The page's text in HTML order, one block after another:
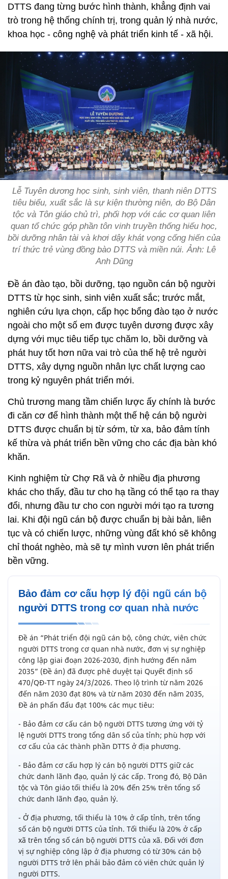
DTTS đang từng bước hình thành, khẳng định vai
trò trong hệ thống chính trị, trong quản lý nhà nước,
khoa học - công nghệ và phát triển kinh tế - xã hội.
Lễ Tuyên dương học sinh, sinh viên, thanh niên DTTS
tiêu biểu, xuất sắc là sự kiện thường niên, do Bộ Dân
tộc và Tôn giáo chủ trì, phối hợp với các cơ quan liên
quan tổ chức góp phần tôn vinh truyền thống hiếu học,
bồi dưỡng nhân tài và khơi dậy khát vọng cống hiến của
trí thức trẻ vùng đồng bào DTTS và miền núi. Ảnh: Lê
Anh Dũng
Đề án đào tạo, bồi dưỡng, tạo nguồn cán bộ người
DTTS từ học sinh, sinh viên xuất sắc; trước mắt,
nghiên cứu lựa chọn, cấp học bổng đào tạo ở nước
ngoài cho một số em được tuyên dương được xây
dựng với mục tiêu tiếp tục chăm lo, bồi dưỡng và
phát huy tốt hơn nữa vai trò của thế hệ trẻ người
DTTS, xây dựng nguồn nhân lực chất lượng cao
trong kỷ nguyên phát triển mới.
Chủ trương mang tầm chiến lược ấy chính là bước
đi căn cơ để hình thành một thế hệ cán bộ người
DTTS được chuẩn bị từ sớm, từ xa, bảo đảm tính
kế thừa và phát triển bền vững cho các địa bàn khó
khăn.
Kinh nghiệm từ Chợ Rã và ở nhiều địa phương
khác cho thấy, đầu tư cho hạ tầng có thể tạo ra thay
đổi, nhưng đầu tư cho con người mới tạo ra tương
lai. Khi đội ngũ cán bộ được chuẩn bị bài bản, liên
tục và có chiến lược, những vùng đất khó sẽ không
chỉ thoát nghèo, mà sẽ tự mình vươn lên phát triển
bền vững.
Bảo đảm cơ cấu hợp lý đội ngũ cán bộ
người DTTS trong cơ quan nhà nước
Đề án “Phát triển đội ngũ cán bộ, công chức, viên chức
người DTTS trong cơ quan nhà nước, đơn vị sự nghiệp
công lập giai đoạn 2026-2030, định hướng đến năm
2035” (Đề án) đã được phê duyệt tại Quyết định số
470/QĐ-TT ngày 24/3/2026. Theo lộ trình từ năm 2026
đến năm 2030 đạt 80% và từ năm 2030 đến năm 2035,
Đề án phấn đấu đạt 100% các mục tiêu:
- Bảo đảm cơ cấu cán bộ người DTTS tương ứng với tỷ
lệ người DTTS trong tổng dân số của tỉnh; phù hợp với
cơ cấu của các thành phần DTTS ở địa phương.
- Bảo đảm cơ cấu hợp lý cán bộ người DTTS giữ các
chức danh lãnh đạo, quản lý các cấp. Trong đó, Bộ Dân
tộc và Tôn giáo tối thiểu là 20% đến 25% trên tổng số
chức danh lãnh đạo, quản lý.
- Ở địa phương, tối thiểu là 10% ở cấp tỉnh, trên tổng
số cán bộ người DTTS của tỉnh. Tối thiểu là 20% ở cấp
xã trên tổng số cán bộ người DTTS của xã. Đối với đơn
vị sự nghiệp công lập ở địa phương có từ 30% cán bộ
người DTTS trở lên phải bảo đảm có viên chức quản lý
người DTTS.